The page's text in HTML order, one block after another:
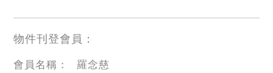
物件刊登會員：
會員名稱：
羅念慈